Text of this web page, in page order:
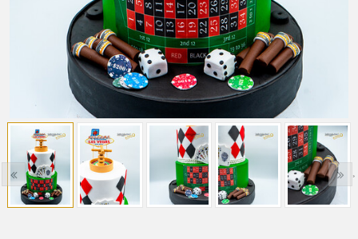
‹ ›